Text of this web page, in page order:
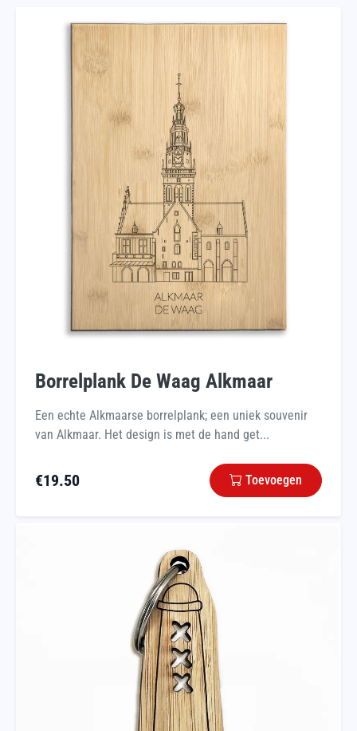
Borrelplank De Waag Alkmaar
Een echte Alkmaarse borrelplank; een uniek souvenir
van Alkmaar. Het design is met de hand get...
€19.50 Toevoegen